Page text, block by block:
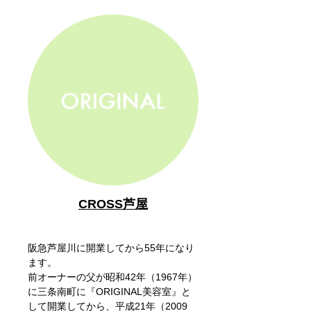
CROSS芦屋
阪急芦屋川に開業してから55年になり
ます。
前オーナーの父が昭和42年（1967年）
に三条南町に『ORIGINAL美容室』と
して開業してから、平成21年（2009